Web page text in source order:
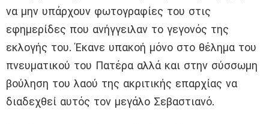
να μην υπάρχουν φωτογραφίες του στις
εφημερίδες που ανήγγειλαν το γεγονός της
εκλογής του. Έκανε υπακοή μόνο στο θέλημα του
πνευματικού του Πατέρα αλλά και στην σύσσωμη
βούληση του λαού της ακριτικής επαρχίας να
διαδεχθεί αυτός τον μεγάλο Σεβαστιανό.